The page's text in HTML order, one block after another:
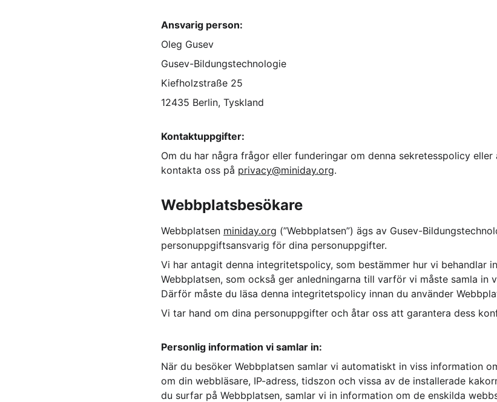
Ansvarig person:
Oleg Gusev
Gusev-Bildungstechnologie
Kiefholzstraße 25
12435 Berlin, Tyskland
Kontaktuppgifter:
Om du har några frågor eller funderingar om denna sekretesspolicy
kontakta oss på privacy@miniday.org.
Webbplatsbesökare
Webbplatsen miniday.org (”Webbplatsen”) ägs av Gusev-
personuppgiftsansvarig för dina personuppgifter.
Vi har antagit denna integritetspolicy, som bestämmer hur vi behandlar
Webbplatsen, som också ger anledningarna till varför vi måste samla in
Därför måste du läsa denna integritetspolicy innan du använder
Vi tar hand om dina personuppgifter och åtar oss att garantera dess
Personlig information vi samlar in:
När du besöker Webbplatsen samlar vi automatiskt in viss information
om din webbläsare, IP-adress, tidszon och vissa av de installerade
du surfar på Webbplatsen, samlar vi in information om de enskilda